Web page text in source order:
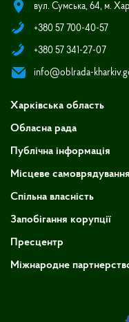
вул. Сумська, 64, м.
+380 57 700-40-57
+380 57 341-27-07
info@oblrada-
Харківська область
Обласна рада
Публічна інформація
Місцеве самоврядування
Спільна власність
Запобігання корупції
Пресцентр
Міжнародне